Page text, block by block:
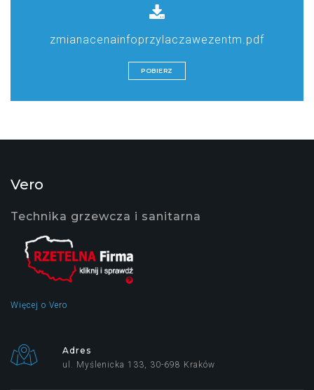
zmianacenainfoprzylaczawezentm.pdf
POBIERZ
Vero
Technika grzewcza i sanitarna
Więcej o Vero
Adres
ul. Myślenicka 133, 30-698 Kraków